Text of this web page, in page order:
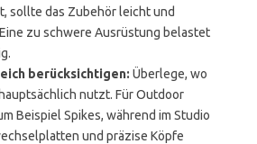
sollte das Zubehör leicht und
zu schwere Ausrüstung belastet
berücksichtigen: Überlege, wo
nutzt. Für Outdoor
Beispiel Spikes, während im Studio
und präzise Köpfe